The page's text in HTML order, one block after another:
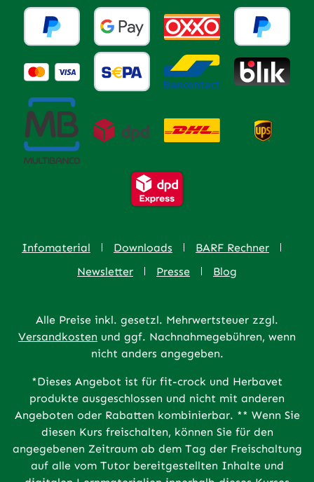
Infomaterial Downloads
BARF Rechner
Newsletter
Presse Blog
Alle Preise inkl. gesetzl. Mehrwertsteuer zzgl.
Versandkosten und ggf. Nachnahmegebühren, wenn
nicht anders angegeben.
*Dieses Angebot ist für fit-crock und Herbavet
produkte ausgeschlossen und nicht mit anderen
Angeboten oder Rabatten kombinierbar. ** Wenn Sie
diesen Kurs freischalten, können Sie für den
angegebenen Zeitraum ab dem Tag der Freischaltung
auf alle vom Tutor bereitgestellten Inhalte und